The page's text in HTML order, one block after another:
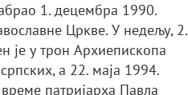
1. децембра 1990.
Цркве. У недељу, 2.
је у трон Архиепископа
а 22. маја 1994.
патријарха Павла